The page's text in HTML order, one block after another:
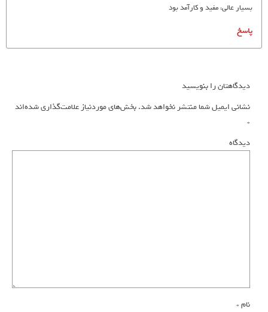
بسیار عالی، مفید و کارآمد بود
پاسخ
دیدگاهتان را بنویسید
نشانی ایمیل شما منتشر نخواهد شد.بخش‌های موردنیاز علامت‌گذاری شده‌اند
*
دیدگاه
نام*